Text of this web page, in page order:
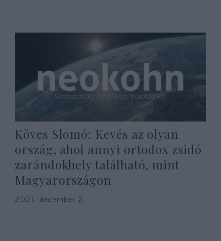
Köves Slomó: Kevés az olyan
ország, ahol annyi ortodox zsidó
zarándokhely található, mint
Magyarországon
2021. december 2.